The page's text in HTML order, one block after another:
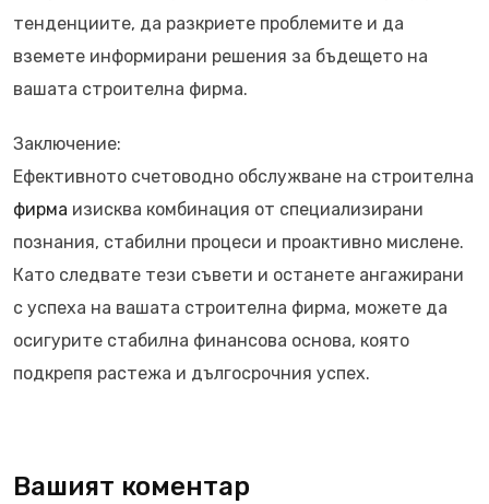
тенденциите, да разкриете проблемите и да
вземете информирани решения за бъдещето на
вашата строителна фирма.
Заключение:
Ефективното счетоводно обслужване на строителна
фирма изисква комбинация от специализирани
познания, стабилни процеси и проактивно мислене.
Като следвате тези съвети и останете ангажирани
с успеха на вашата строителна фирма, можете да
осигурите стабилна финансова основа, която
подкрепя растежа и дългосрочния успех.
Вашият коментар